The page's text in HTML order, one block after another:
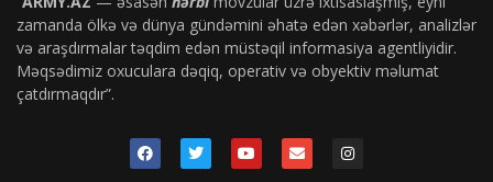
zamanda ölkə və dünya gündəmini əhatə edən xəbərlər, analizlər
və araşdırmalar təqdim edən müstəqil informasiya agentliyidir.
Məqsədimiz oxuculara dəqiq, operativ və obyektiv məlumat
çatdırmaqdır”.